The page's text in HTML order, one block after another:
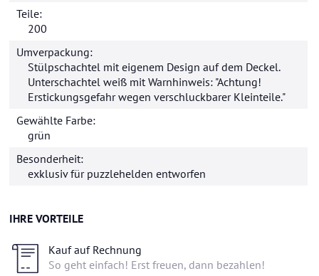
IHRE VORTEILE
Kauf auf Rechnung
So geht einfach! Erst freuen, dann bezahlen!
Teile:
200
Umverpackung:
Stülpschachtel mit eigenem Design auf dem Deckel.
Unterschachtel weiß mit Warnhinweis: "Achtung!
Erstickungsgefahr wegen verschluckbarer Kleinteile."
Gewählte Farbe:
grün
Besonderheit:
exklusiv für puzzlehelden entworfen